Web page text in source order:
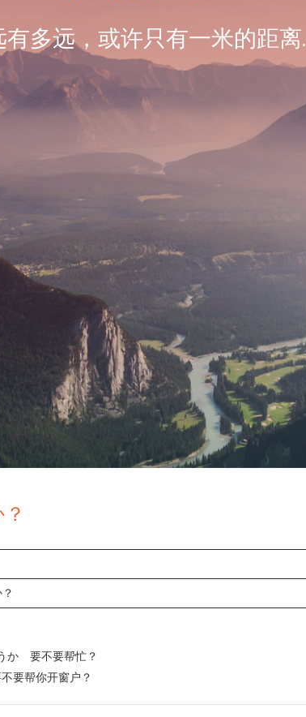
有多远，或许只有一米的距离.
か 要不要帮忙？
要帮你开窗户？